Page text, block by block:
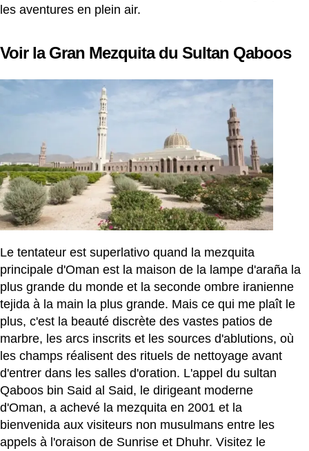
les aventures en plein air.
Voir la Gran Mezquita du Sultan Qaboos
Le tentateur est superlativo quand la mezquita
principale d'Oman est la maison de la lampe d'araña la
plus grande du monde et la seconde ombre iranienne
tejida à la main la plus grande. Mais ce qui me plaît le
plus, c'est la beauté discrète des vastes patios de
marbre, les arcs inscrits et les sources d'ablutions, où
les champs réalisent des rituels de nettoyage avant
d'entrer dans les salles d'oration. L'appel du sultan
Qaboos bin Said al Said, le dirigeant moderne
d'Oman, a achevé la mezquita en 2001 et la
bienvenida aux visiteurs non musulmans entre les
appels à l'oraison de Sunrise et Dhuhr. Visitez le